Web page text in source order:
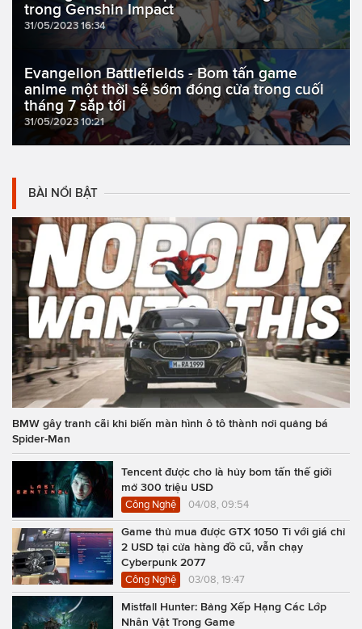
trong Genshin Impact
31/05/2023 16:34
Evangelion Battlefields - Bom tấn game
anime một thời sẽ sớm đóng cửa trong cuối
tháng 7 sắp tới
31/05/2023 10:21
BÀI NỔI BẬT
BMW gây tranh cãi khi biến màn hình ô tô thành nơi quảng bá
Spider-Man
Tencent được cho là hủy bom tấn thế giới
mở 300 triệu USD
Công Nghệ 04/08, 09:54
Game thủ mua được GTX 1050 Ti với giá chỉ
2 USD tại cửa hàng đồ cũ, vẫn chạy
Cyberpunk 2077
Công Nghệ 03/08, 19:47
Mistfall Hunter: Bảng Xếp Hạng Các Lớp
Nhân Vật Trong Game